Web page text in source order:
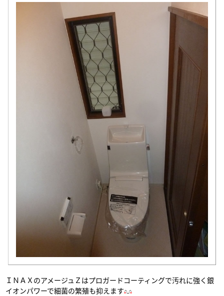
ＩＮＡＸのアメージュＺはプロガードコーティングで汚れに強く銀
イオンパワーで細菌の繁殖も抑えます